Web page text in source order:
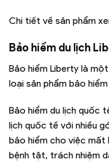
Chi tiết về sản phẩm
Bảo hiểm du lịch
Bảo hiểm Liberty là
loại sản phẩm bảo
Bảo hiểm du lịch quốc
lịch quốc tế với nhiều
bảo hiểm cho việc mất
bệnh tật, trách nhiệm